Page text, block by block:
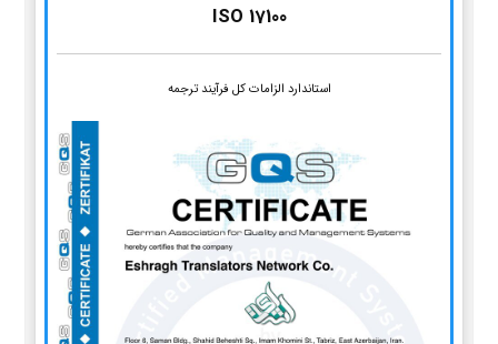
ISO 17100
استاندارد الزامات کل فرآیند ترجمه